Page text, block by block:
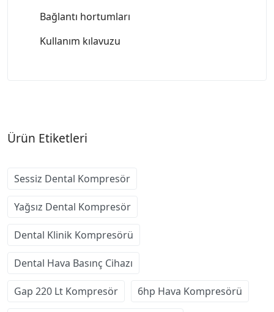
Bağlantı hortumları
Kullanım kılavuzu
Ürün Etiketleri
Sessiz Dental Kompresör
Yağsız Dental Kompresör
Dental Klinik Kompresörü
Dental Hava Basınç Cihazı
Gap 220 Lt Kompresör 6hp Hava Kompresörü